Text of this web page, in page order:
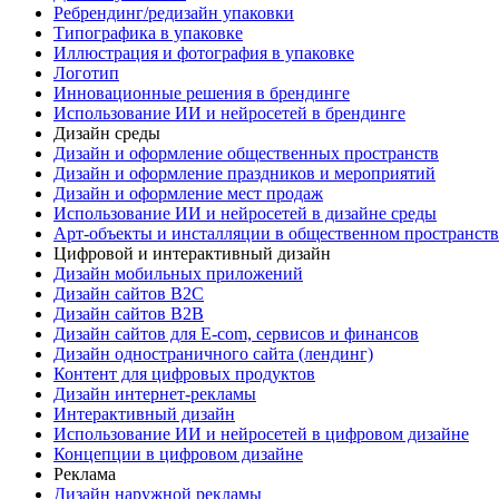
Ребрендинг/редизайн упаковки
Типографика в упаковке
Иллюстрация и фотография в упаковке
Логотип
Инновационные решения в брендинге
Использование ИИ и нейросетей в брендинге
Дизайн среды
Дизайн и оформление общественных пространств
Дизайн и оформление праздников и мероприятий
Дизайн и оформление мест продаж
Использование ИИ и нейросетей в дизайне среды
Арт-объекты и инсталляции в общественном
Цифровой и интерактивный дизайн
Дизайн мобильных приложений
Дизайн сайтов B2C
Дизайн сайтов B2B
Дизайн сайтов для E-com, сервисов и финансов
Дизайн одностраничного сайта (лендинг)
Контент для цифровых продуктов
Дизайн интернет-рекламы
Интерактивный дизайн
Использование ИИ и нейросетей в цифровом дизайне
Концепции в цифровом дизайне
Реклама
Дизайн наружной рекламы